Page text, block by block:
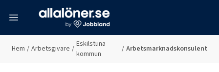
Hem / Arbetsgivare /
Eskilstuna
kommun
/ Arbetsmarknadskonsulent